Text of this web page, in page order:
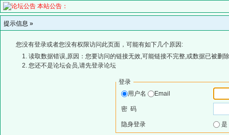
本站公告：
提示信息 »
您没有登录或者您没有权限访问此页面，可能有如下几个原因:
读取数据错误,原因：您要访问的链接无效,可能链接不完整,或数据已被删
您还不是论坛会员,请先登录论坛
登录
用户名
Email
密 码
隐身登录